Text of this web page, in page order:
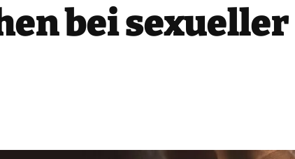
bei